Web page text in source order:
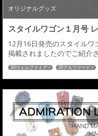
オリジナルグッズ
スタイルワゴン１月号
12月16日発売のスタイル
掲載されましたのでご紹介
用し、２００車種以上の国
ります。 オーダーメイドに
色：全１４色／ステッチの
具の色：全２色お客様のイ
トも可能。きっと理想の
30ヴェルファイア 30アルファード
80ハリアー